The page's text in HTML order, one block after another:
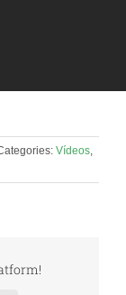
Vídeos,